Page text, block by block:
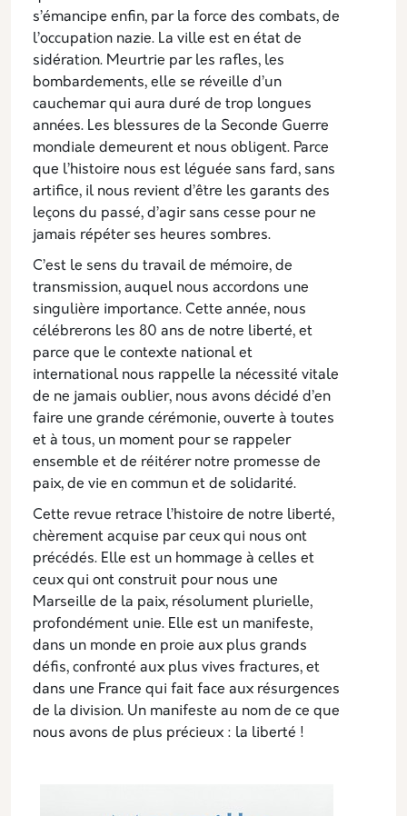
s’émancipe enfin, par la force des combats, de
l’occupation nazie. La ville est en état de
sidération. Meurtrie par les rafles, les
bombardements, elle se réveille d’un
cauchemar qui aura duré de trop longues
années. Les blessures de la Seconde Guerre
mondiale demeurent et nous obligent. Parce
que l’histoire nous est léguée sans fard, sans
artifice, il nous revient d’être les garants des
leçons du passé, d’agir sans cesse pour ne
jamais répéter ses heures sombres.
C’est le sens du travail de mémoire, de
transmission, auquel nous accordons une
singulière importance. Cette année, nous
célébrerons les 80 ans de notre liberté, et
parce que le contexte national et
international nous rappelle la nécessité vitale
de ne jamais oublier, nous avons décidé d’en
faire une grande cérémonie, ouverte à toutes
et à tous, un moment pour se rappeler
ensemble et de réitérer notre promesse de
paix, de vie en commun et de solidarité.
Cette revue retrace l’histoire de notre liberté,
chèrement acquise par ceux qui nous ont
précédés. Elle est un hommage à celles et
ceux qui ont construit pour nous une
Marseille de la paix, résolument plurielle,
profondément unie. Elle est un manifeste,
dans un monde en proie aux plus grands
défis, confronté aux plus vives fractures, et
dans une France qui fait face aux résurgences
de la division. Un manifeste au nom de ce que
nous avons de plus précieux : la liberté !